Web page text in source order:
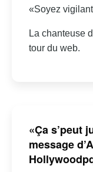
«Soyez
La chanteuse
tour du web.
«Ça s’peut
message